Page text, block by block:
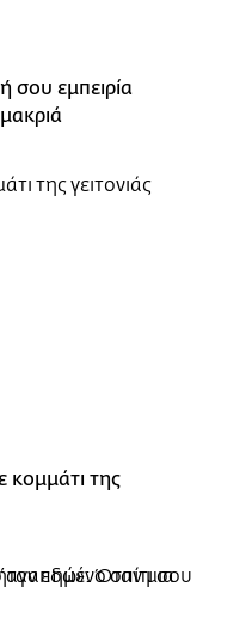
σου εμπειρία
κομμάτι της